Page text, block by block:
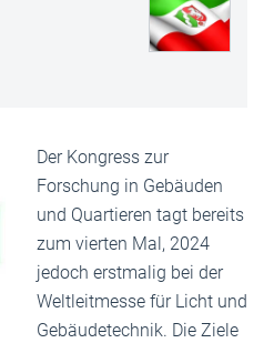
Der Kongress zur
Forschung in Gebäuden
und Quartieren tagt bereits
zum vierten Mal, 2024
jedoch erstmalig bei der
Weltleitmesse für Licht und
Gebäudetechnik. Die Ziele